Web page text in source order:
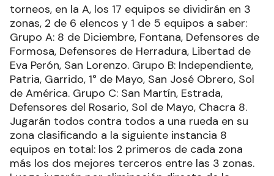
torneos, en la A, los 17 equipos se dividirán en 3
zonas, 2 de 6 elencos y 1 de 5 equipos a saber:
Grupo A: 8 de Diciembre, Fontana, Defensores de
Formosa, Defensores de Herradura, Libertad de
Eva Perón, San Lorenzo. Grupo B: Independiente,
Patria, Garrido, 1° de Mayo, San José Obrero, Sol
de América. Grupo C: San Martín, Estrada,
Defensores del Rosario, Sol de Mayo, Chacra 8.
Jugarán todos contra todos a una rueda en su
zona clasificando a la siguiente instancia 8
equipos en total: los 2 primeros de cada zona
más los dos mejores terceros entre las 3 zonas.